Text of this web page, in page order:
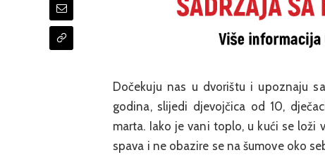
Dočekuju nas u dvorištu i upoznaju
godina, slijedi djevojčica od 10,
marta. Iako je vani toplo, u kući se
spava i ne obazire se na šumove oko